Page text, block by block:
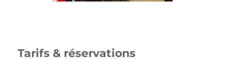
Tarifs & réservations